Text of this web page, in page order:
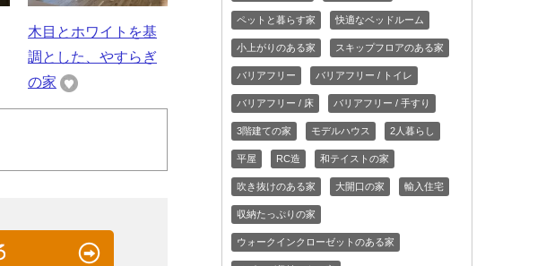
木目とホワイトを基
調とした、やすらぎ
の家
ペットと暮らす家 快適なベッドルーム
小上がりのある家 スキップフロアのある家
バリアフリー バリアフリー / トイレ
バリアフリー / 床 バリアフリー / 手すり
3階建ての家 モデルハウス 2人暮らし
平屋 RC造 和テイストの家
吹き抜けのある家 大開口の家 輸入住宅
収納たっぷりの家
ウォークインクローゼットのある家